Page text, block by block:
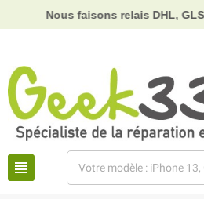
Nous faisons relais DHL, GLS et UPS.
view_headline